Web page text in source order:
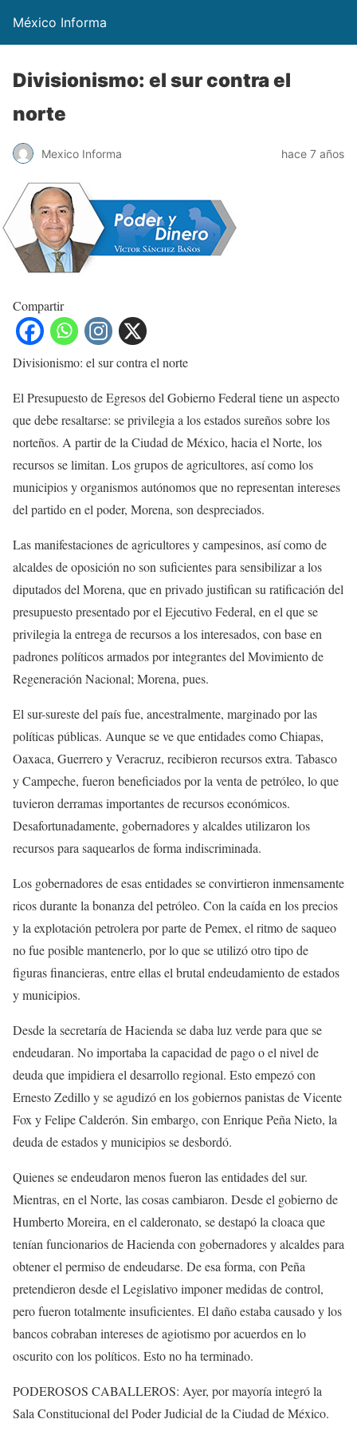
México Informa
Divisionismo: el sur contra el
norte
Mexico Informa hace 7 años
Compartir
Divisionismo: el sur contra el norte
El Presupuesto de Egresos del Gobierno Federal tiene un aspecto
que debe resaltarse: se privilegia a los estados sureños sobre los
norteños. A partir de la Ciudad de México, hacia el Norte, los
recursos se limitan. Los grupos de agricultores, así como los
municipios y organismos autónomos que no representan intereses
del partido en el poder, Morena, son despreciados.
Las manifestaciones de agricultores y campesinos, así como de
alcaldes de oposición no son suficientes para sensibilizar a los
diputados del Morena, que en privado justifican su ratificación del
presupuesto presentado por el Ejecutivo Federal, en el que se
privilegia la entrega de recursos a los interesados, con base en
padrones políticos armados por integrantes del Movimiento de
Regeneración Nacional; Morena, pues.
El sur-sureste del país fue, ancestralmente, marginado por las
políticas públicas. Aunque se ve que entidades como Chiapas,
Oaxaca, Guerrero y Veracruz, recibieron recursos extra. Tabasco
y Campeche, fueron beneficiados por la venta de petróleo, lo que
tuvieron derramas importantes de recursos económicos.
Desafortunadamente, gobernadores y alcaldes utilizaron los
recursos para saquearlos de forma indiscriminada.
Los gobernadores de esas entidades se convirtieron inmensamente
ricos durante la bonanza del petróleo. Con la caída en los precios
y la explotación petrolera por parte de Pemex, el ritmo de saqueo
no fue posible mantenerlo, por lo que se utilizó otro tipo de
figuras financieras, entre ellas el brutal endeudamiento de estados
y municipios.
Desde la secretaría de Hacienda se daba luz verde para que se
endeudaran. No importaba la capacidad de pago o el nivel de
deuda que impidiera el desarrollo regional. Esto empezó con
Ernesto Zedillo y se agudizó en los gobiernos panistas de Vicente
Fox y Felipe Calderón. Sin embargo, con Enrique Peña Nieto, la
deuda de estados y municipios se desbordó.
Quienes se endeudaron menos fueron las entidades del sur.
Mientras, en el Norte, las cosas cambiaron. Desde el gobierno de
Humberto Moreira, en el calderonato, se destapó la cloaca que
tenían funcionarios de Hacienda con gobernadores y alcaldes para
obtener el permiso de endeudarse. De esa forma, con Peña
pretendieron desde el Legislativo imponer medidas de control,
pero fueron totalmente insuficientes. El daño estaba causado y los
bancos cobraban intereses de agiotismo por acuerdos en lo
oscurito con los políticos. Esto no ha terminado.
PODEROSOS CABALLEROS: Ayer, por mayoría integró la
Sala Constitucional del Poder Judicial de la Ciudad de México.